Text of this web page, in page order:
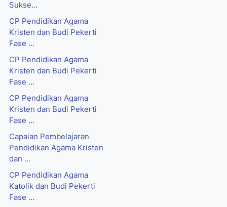
Sukse...
CP Pendidikan Agama
Kristen dan Budi Pekerti
Fase ...
CP Pendidikan Agama
Kristen dan Budi Pekerti
Fase ...
CP Pendidikan Agama
Kristen dan Budi Pekerti
Fase ...
Capaian Pembelajaran
Pendidikan Agama Kristen
dan ...
CP Pendidikan Agama
Katolik dan Budi Pekerti
Fase ...